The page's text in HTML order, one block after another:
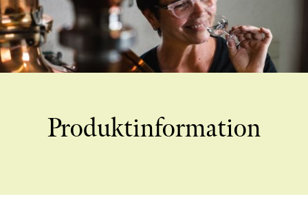
Produktinformation